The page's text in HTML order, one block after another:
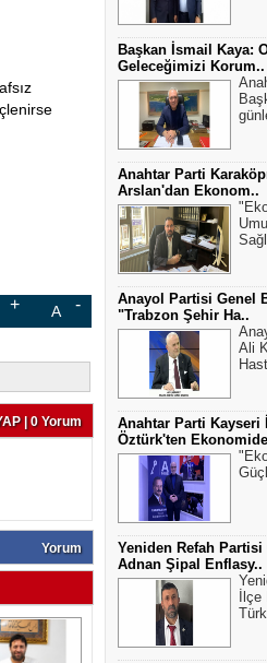
A
| 0 Yorum
Yorum
Başkan İsmail Kaya:
Geleceğimizi Korum..
Anahtar Parti
Arslan'dan Ekonom..
Anayol Partisi Genel
"Trabzon Şehir Ha..
Ali
Anahtar Parti Kayseri
Öztürk'ten
Yeniden Refah Partisi
Adnan Şipal Enflasy..